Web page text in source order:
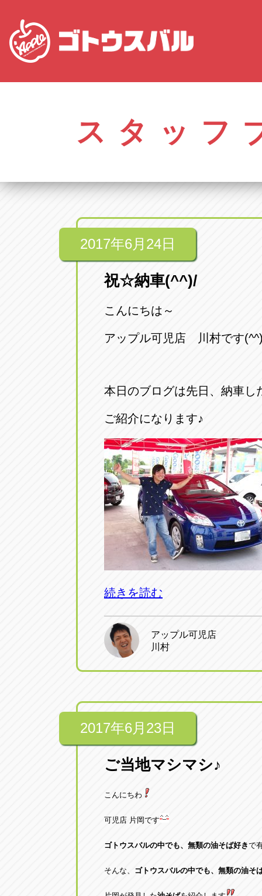
アップル
0561-84-
アップル
0586-28-
0568-85-
0568-25-
アップル
0566-43-
アップル
0569-35-
アップル
0568-76-
0561-53-
オートフ
愛知県春日井市柏井町4-43-1
アップル春日井中央店
愛知県瀬戸市美濃池町29-1
アップル一宮22号店
愛知県一宮市朝日3-4-12
アップル春日井店
愛知県春日井市八田町2-1-16
愛知県北名古屋市中之郷八反
愛知県碧南市立山町4-32-1
アップル常滑店
愛知県常滑市長間37-1
アップル小牧店
愛知県小牧市久保新町20
アップル尾張旭店
愛知県尾張旭市印場元町5-2-8
アップル岩倉店
オートフレンド
愛知県清須市春日砂賀東114
トラック市四日市店
三重県四日市市午起3丁目1番3
スタッフ
2017年6月24日
祝☆納車(^^)/
こんにちは～
アップル可児店 川村です
本日のブログは先日、納車し
ご紹介になります♪
続きを読む
アップル可児店
川村
2017年6月23日
ご当地マシマシ♪
こんにちわ
可児店 片岡です
ゴトウスバルの中でも、無類の油そば好きで
そんな、 ゴトウスバルの中でも、無類の油そ